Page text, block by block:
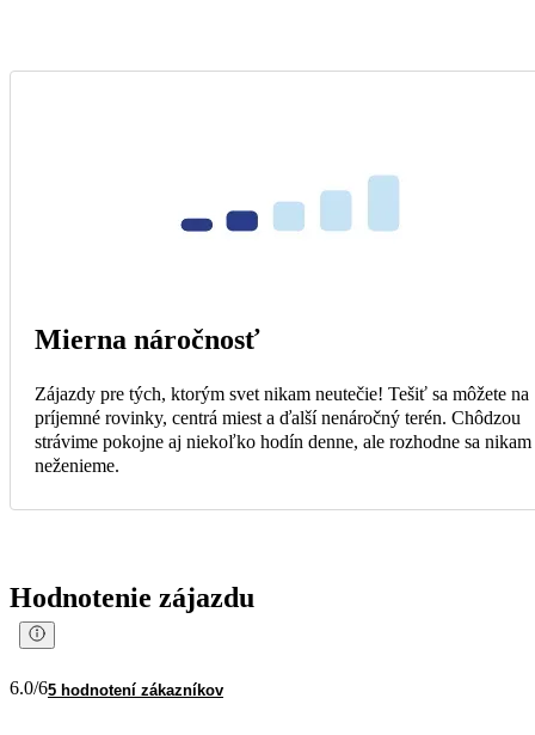
Mierna náročnosť
Zájazdy pre tých, ktorým svet nikam neutečie! Tešiť sa môžete na
príjemné rovinky, centrá miest a ďalší nenáročný terén. Chôdzou
strávime pokojne aj niekoľko hodín denne, ale rozhodne sa nikam
neženieme.
Hodnotenie zájazdu
6.0/65 hodnotení zákazníkov